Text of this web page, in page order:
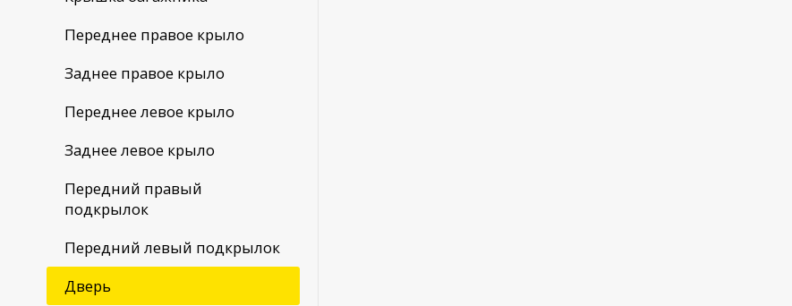
Переднее правое крыло
Заднее правое крыло
Переднее левое крыло
Заднее левое крыло
Передний правый
подкрылок
Передний левый подкрылок
Дверь